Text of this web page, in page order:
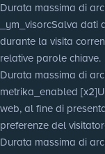
Durata massima di
_ym_visorcSalva dati
durante la visita
relative parole chiave.
Durata massima di
metrika_enabled [x2]
web, al fine di
preferenze del
Durata massima di